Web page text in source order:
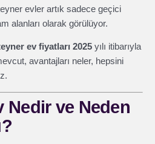
evler artık sadece geçici
alanları olarak görülüyor.
ev fiyatları 2025 yılı itibarıyla
avantajları neler, hepsini
Nedir ve Neden